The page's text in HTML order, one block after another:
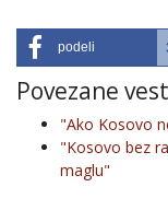
podeli
Povezane
"Ako Kosovo
"Kosovo bez
maglu"